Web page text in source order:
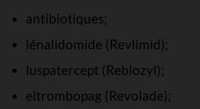
antibiotiques;
lénalidomide (Revlimid);
luspatercept (Reblozyl);
eltrombopag (Revolade);